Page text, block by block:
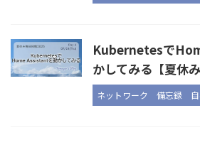
Kubernetesで
かしてみる【夏休
ネットワーク 備忘録